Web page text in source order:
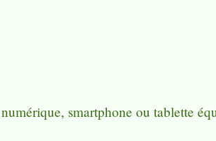
smartphone ou tablette